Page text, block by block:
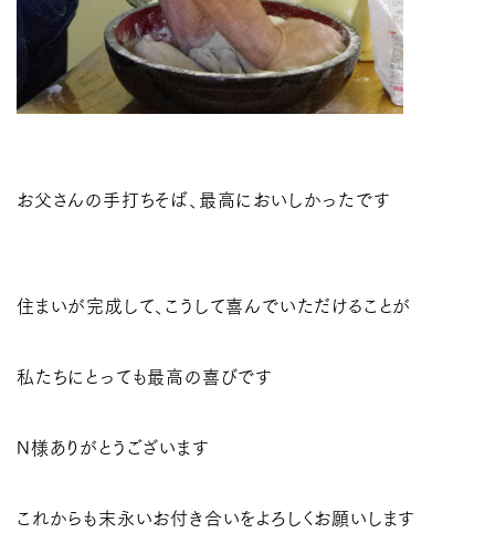
お父さんの手打ちそば、最高においしかったです
住まいが完成して、こうして喜んでいただけることが
私たちにとっても最高の喜びです
N様ありがとうございます
これからも末永いお付き合いをよろしくお願いします